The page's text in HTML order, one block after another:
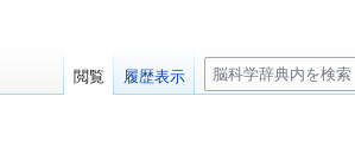
閲覧 履歴表示
検
索